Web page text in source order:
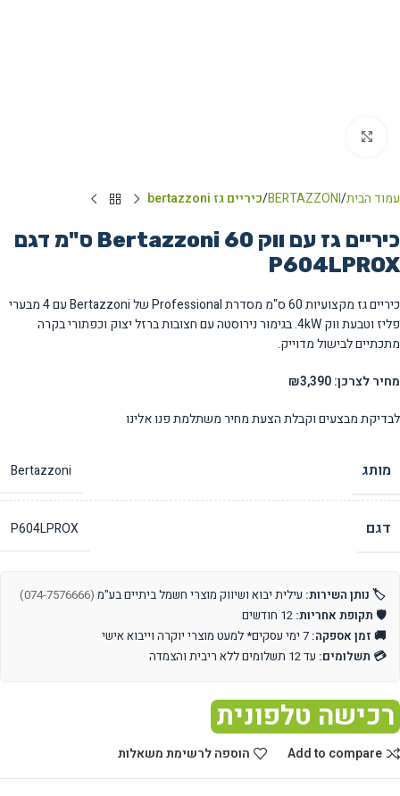
עמוד הבית BERTAZZONI כיריים גז bertazzoni
כיריים גז עם ווק Bertazzoni 60 ס"מ דגם
P604LPROX
כיריים גז מקצועיות 60 ס"מ מסדרת Professional של Bertazzoni עם 4 מבערי
פליז וטבעת ווק 4kW. בגימור נירוסטה עם חצובות ברזל יצוק וכפתורי בקרה
מתכתיים לבישול מדוייק.
מחיר לצרכן: ₪3,390
לבדיקת מבצעים וקבלת הצעת מחיר משתלמת פנו אלינו
מותג Bertazzoni
דגם P604LPROX
🏷️ נותן השירות: עילית יבוא ושיווק מוצרי חשמל ביתיים בע"מ (074-7576666)
🛡️ תקופת אחריות:
🚚 זמן אספקה:
💳 תשלומים: עד 12 תשלומים ללא ריבית והצמדה
רכישה טלפונית
Add to compare הוספה לרשימת משאלות